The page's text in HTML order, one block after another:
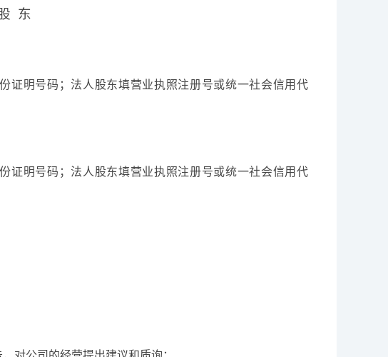
东
份证明号码；法人股东填营业执照注册号或统一社会信用代
份证明号码；法人股东填营业执照注册号或统一社会信用代